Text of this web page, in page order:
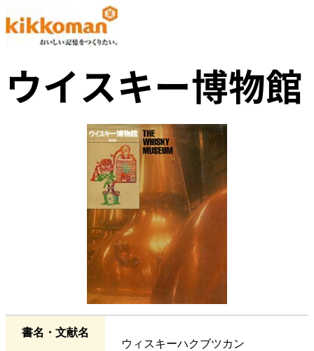
ウイスキー博物館
書名・文献名
ウィスキーハクブツカン